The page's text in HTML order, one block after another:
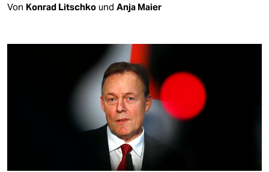
Von Konrad Litschko und Anja Maier